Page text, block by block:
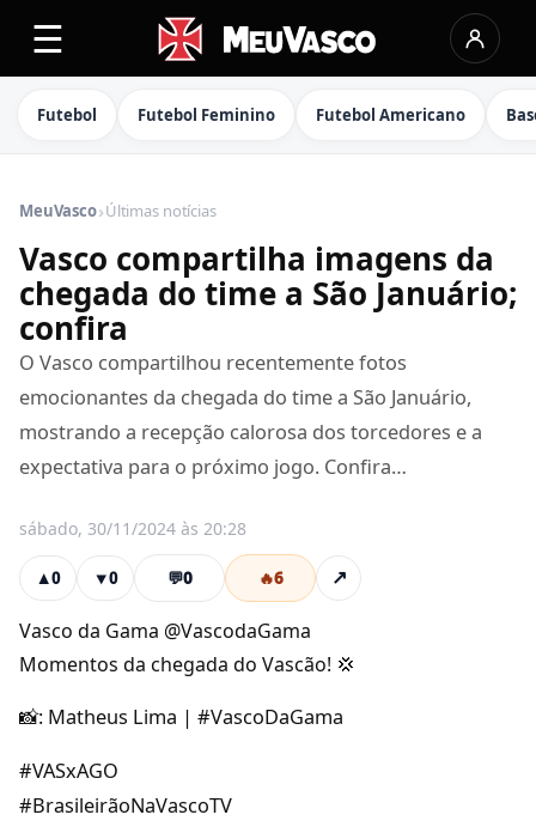
☰
Futebol Futebol Feminino Futebol Americano
MeuVasco›Últimas notícias
Vasco compartilha imagens da
chegada do time a São Januário;
confira
O Vasco compartilhou recentemente fotos
emocionantes da chegada do time a São Januário,
mostrando a recepção calorosa dos torcedores e a
expectativa para o próximo jogo. Confira…
sábado, 30/11/2024 às 20:28
▲0 ▼0 💬0 🔥6 ↗
Vasco da Gama @VascodaGama
Momentos da chegada do Vascão! 💢
📸: Matheus Lima | #VascoDaGama
#VASxAGO
#BrasileirãoNaVascoTV